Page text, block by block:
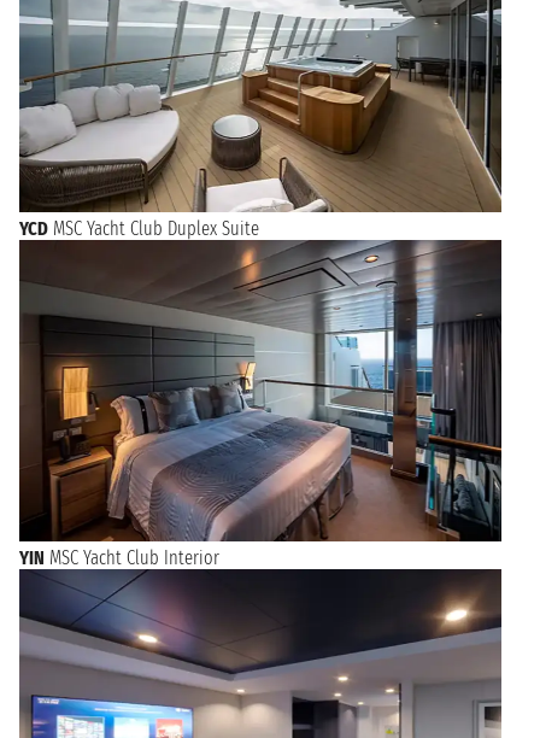
YCD MSC Yacht Club Duplex Suite
YIN MSC Yacht Club Interior